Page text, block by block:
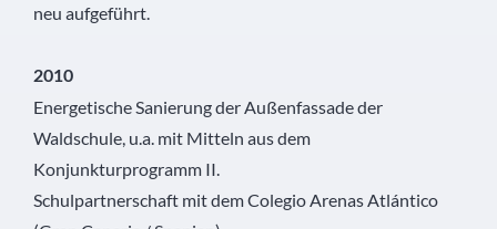
neu aufgeführt.
2010
Energetische Sanierung der Außenfassade der
Waldschule, u.a. mit Mitteln aus dem
Konjunkturprogramm II.
Schulpartnerschaft mit dem Colegio Arenas Atlántico